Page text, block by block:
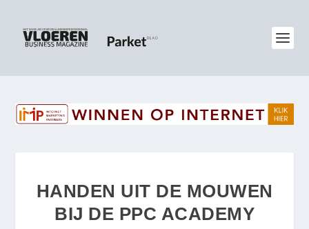
HANDEN UIT DE MOUWEN
BIJ DE PPC ACADEMY